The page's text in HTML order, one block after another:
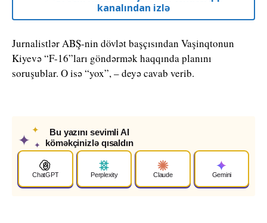
kanalından izlə
Jurnalistlər ABŞ-nin dövlət başçısından Vaşinqtonun
Kiyevə “F-16”ları göndərmək haqqında planını
soruşublar. O isə “yox”, – deyə cavab verib.
✦
✦
✦
Bu yazını sevimli AI
köməkçinizlə qısaldın
ChatGPT Perplexity Claude Gemini